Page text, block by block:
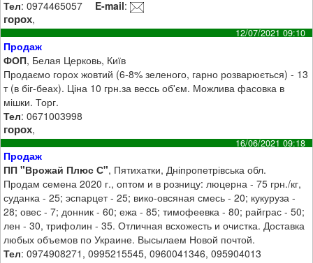
Тел: 0974465057 E-mail:
горох,
12/07/2021 09:10
Продаж
ФОП, Белая Церковь, Київ
Продаємо горох жовтий (6-8% зеленого, гарно розварюється) - 13
т (в біг-беах). Ціна 10 грн.за вессь об'єм. Можлива фасовка в
мішки. Торг.
Тел: 0671003998
горох,
16/06/2021 09:18
Продаж
ПП "Врожай Плюс С", Пятихатки, Дніпропетрівська обл.
Продам семена 2020 г., оптом и в розницу: люцерна - 75 грн./кг,
суданка - 25; эспарцет - 25; вико-овсяная смесь - 20; кукуруза -
28; овес - 7; донник - 60; ежа - 85; тимофеевка - 80; райграс - 50;
лен - 30, трифолин - 35. Отличная всхожесть и очистка. Доставка
любых объемов по Украине. Высылаем Новой почтой.
Тел: 0974908271, 0995215545, 0960041346, 095904013